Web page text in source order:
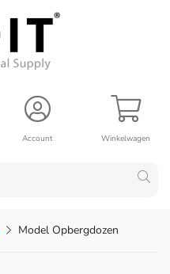
Winkelwagen
Account
Model Opbergdozen